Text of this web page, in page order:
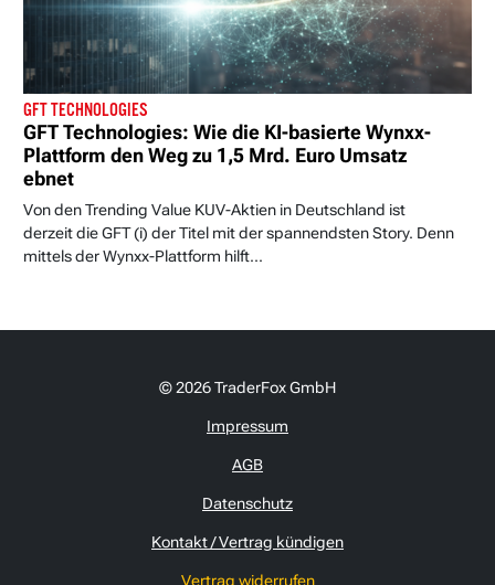
GFT TECHNOLOGIES
GFT Technologies: Wie die KI-basierte Wynxx-
Plattform den Weg zu 1,5 Mrd. Euro Umsatz
ebnet
Von den Trending Value KUV-Aktien in Deutschland ist
derzeit die GFT (i) der Titel mit der spannendsten Story. Denn
mittels der Wynxx-Plattform hilft...
© 2026 TraderFox GmbH
Impressum
AGB
Datenschutz
Kontakt / Vertrag kündigen
Vertrag widerrufen